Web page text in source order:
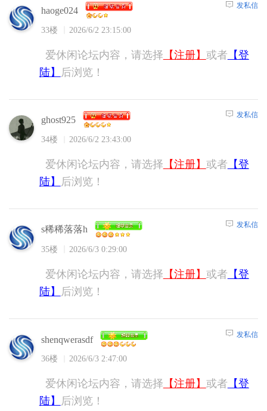
haoge024
33楼 2026/6/2 23:15:00
发私信
爱休闲论坛内容，请选择 【注册】 或者 【登
陆】
后浏览！
ghost925
34楼 2026/6/2 23:43:00
发私信
爱休闲论坛内容，请选择 【注册】 或者 【登
陆】
后浏览！
s稀稀落落h
35楼 2026/6/3 0:29:00
发私信
爱休闲论坛内容，请选择 【注册】 或者 【登
陆】
后浏览！
shenqwerasdf
36楼 2026/6/3 2:47:00
发私信
爱休闲论坛内容，请选择 【注册】 或者 【登
陆】
后浏览！